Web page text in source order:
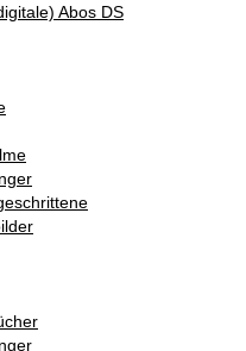
Abos DS